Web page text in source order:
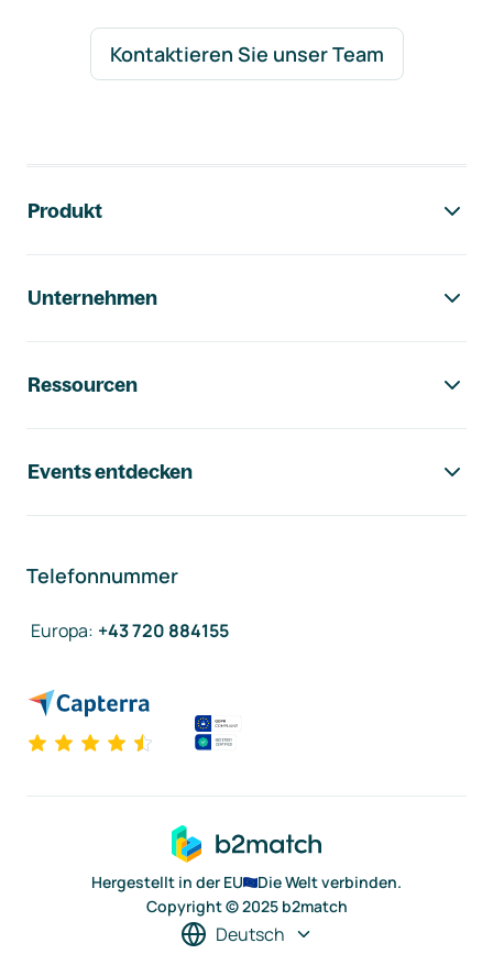
Kontaktieren Sie unser Team
Produkt
Unternehmen
Ressourcen
Events entdecken
Telefonnummer
Europa: +43 720 884155
Hergestellt in der EU
Die Welt verbinden.
Copyright © 2025 b2match
Deutsch